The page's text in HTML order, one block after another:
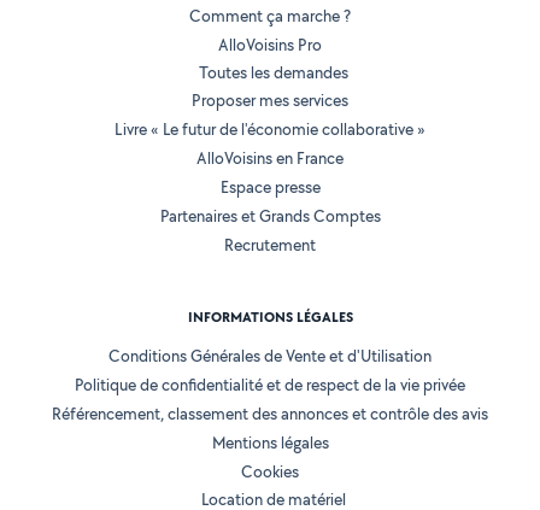
Comment ça marche ?
AlloVoisins Pro
Toutes les demandes
Proposer mes services
Livre « Le futur de l'économie collaborative »
AlloVoisins en France
Espace presse
Partenaires et Grands Comptes
Recrutement
INFORMATIONS LÉGALES
Conditions Générales de Vente et d'Utilisation
Politique de confidentialité et de respect de la vie privée
Référencement, classement des annonces et contrôle des avis
Mentions légales
Cookies
Location de matériel